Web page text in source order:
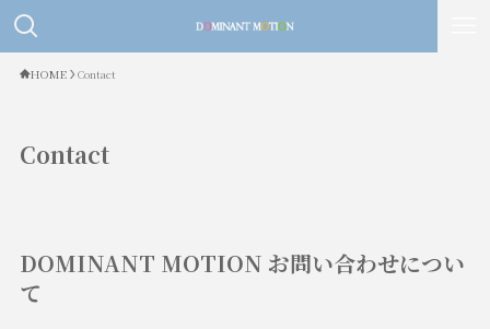
HOME Contact
Contact
DOMINANT MOTION お問い合わせについ
て